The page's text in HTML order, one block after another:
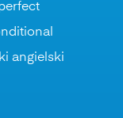
angielski